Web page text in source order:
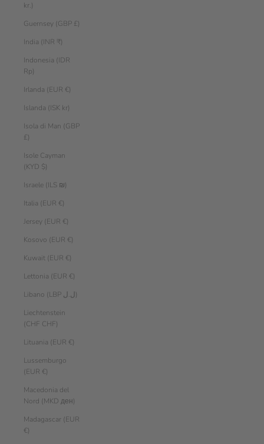
kr.)
Guernsey (GBP £)
India (INR ₹)
Indonesia (IDR
Rp)
Irlanda (EUR €)
Islanda (ISK kr)
Isola di Man (GBP
£)
Isole Cayman
(KYD $)
Israele (ILS ₪)
Italia (EUR €)
Jersey (EUR €)
Kosovo (EUR €)
Kuwait (EUR €)
Lettonia (EUR €)
Libano (LBP ل.ل)
Liechtenstein
(CHF CHF)
Lituania (EUR €)
Lussemburgo
(EUR €)
Macedonia del
Nord (MKD ден)
Madagascar (EUR
€)